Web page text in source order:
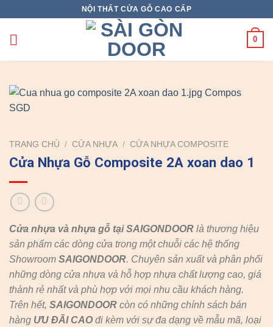
content
NỘI THẤT CỬA GỖ CAO CẤP
0
TRANG CHỦ / CỬA NHỰA / CỬA NHỰA COMPOSITE
Cửa Nhựa Gỗ Composite 2A xoan dao 1
Cửa nhựa và nhựa gỗ tại SAIGONDOOR là thương hiệu
sản phẩm các dòng cửa trong một chuỗi các hệ thống
Showroom SAIGONDOOR. Chuyên sản xuất và phân phối
những dòng cửa nhựa và hỗ hợp nhựa chất lượng cao, giá
thành rẻ nhất và phù hợp với mọi nhu cầu khách hàng.
Trên hết, SAIGONDOOR còn có những chính sách bán
hàng ƯU ĐÃI CAO đi kèm với sự đa dạng về mẫu mã, loại